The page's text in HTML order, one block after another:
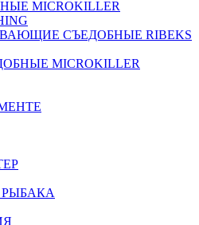
MICROKILLER
СЪЕДОБНЫЕ RIBEKS
MICROKILLER